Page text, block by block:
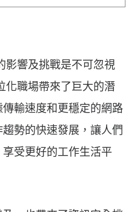
影響及挑戰是不可忽視
化職場帶來了巨大的潛
輸速度和更穩定的網路
勢的快速發展，讓人們
受更好的工作生活平